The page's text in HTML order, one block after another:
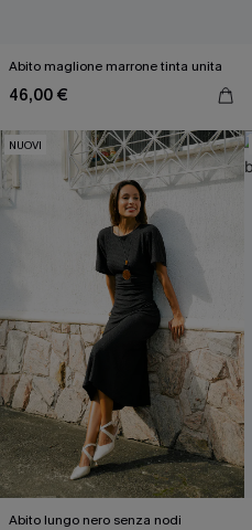
Abito maglione marrone tinta unita
46,00 €
NUOVI
Abito lungo nero senza nodi